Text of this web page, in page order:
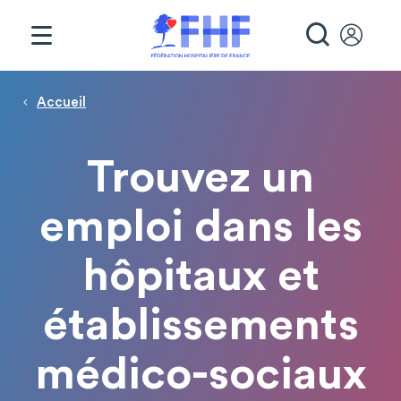
Page d'accueil
Fil d'Ariane
Accueil
Trouvez un
emploi dans les
hôpitaux et
établissements
médico-sociaux
Panneau de gestion des cookies